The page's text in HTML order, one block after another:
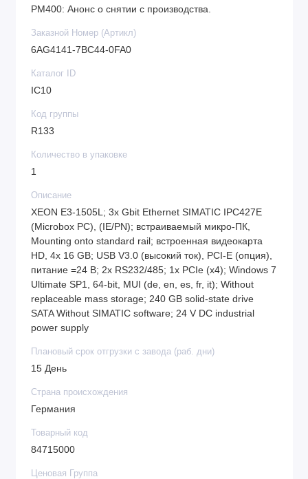
PM400: Анонс о снятии с производства.
Заказной Номер (Артикл)
6AG4141-7BC44-0FA0
Каталог ID
IC10
Код группы
R133
Количество в упаковке
1
Описание
XEON E3-1505L; 3x Gbit Ethernet SIMATIC IPC427E
(Microbox PC), (IE/PN); встраиваемый микро-ПК,
Mounting onto standard rail; встроенная видеокарта
HD, 4x 16 GB; USB V3.0 (высокий ток), PCI-E (опция),
питание =24 В; 2x RS232/485; 1x PCIe (x4); Windows 7
Ultimate SP1, 64-bit, MUI (de, en, es, fr, it); Without
replaceable mass storage; 240 GB solid-state drive
SATA Without SIMATIC software; 24 V DC industrial
power supply
Плановый срок отгрузки с завода (раб. дни)
15 День
Страна происхождения
Германия
Товарный код
84715000
Ценовая Группа